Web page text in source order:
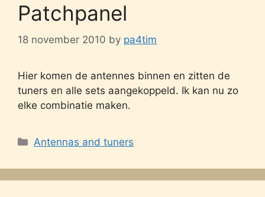
Patchpanel
18 november 2010 by pa4tim
Hier komen de antennes binnen en zitten de
tuners en alle sets aangekoppeld. Ik kan nu zo
elke combinatie maken.
Categories
Antennas and tuners